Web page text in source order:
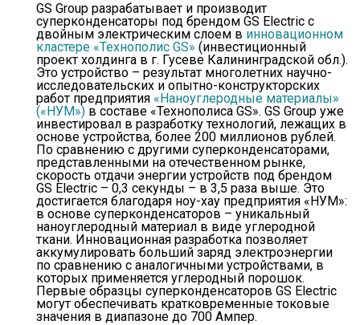
GS Group разрабатывает и производит
суперконденсаторы под брендом GS Electric с
двойным электрическим слоем в инновационном
кластере «Технополис GS» (инвестиционный
проект холдинга в г. Гусеве Калининградской обл.).
Это устройство – результат многолетних научно-
исследовательских и опытно-конструкторских
работ предприятия «Наноуглеродные материалы»
(«НУМ») в составе «Технополиса GS». GS Group уже
инвестировал в разработку технологий, лежащих в
основе устройства, более 200 миллионов рублей.
По сравнению с другими суперконденсаторами,
представленными на отечественном рынке,
скорость отдачи энергии устройств под брендом
GS Electric – 0,3 секунды – в 3,5 раза выше. Это
достигается благодаря ноу-хау предприятия «НУМ»:
в основе суперконденсаторов – уникальный
наноуглеродный материал в виде углеродной
ткани. Инновационная разработка позволяет
аккумулировать больший заряд электроэнергии
по сравнению с аналогичными устройствами, в
которых применяется углеродный порошок.
Первые образцы суперконденсаторов GS Electric
могут обеспечивать кратковременные токовые
значения в диапазоне до 700 Ампер.